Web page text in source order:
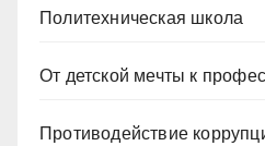
Политехническая школа
От детской мечты к
Противодействие